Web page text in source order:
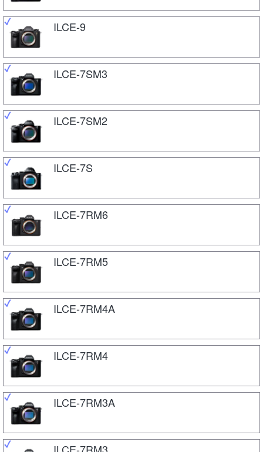
ILCE-9
ILCE-7SM3
ILCE-7SM2
ILCE-7S
ILCE-7RM6
ILCE-7RM5
ILCE-7RM4A
ILCE-7RM4
ILCE-7RM3A
ILCE-7RM3